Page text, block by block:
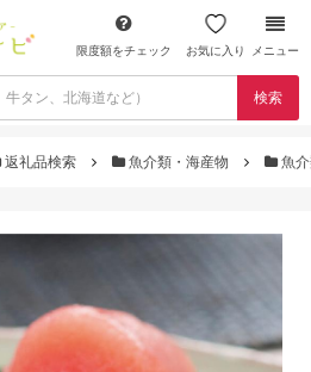
限度額をチェック お気に入り メニュー
検索
返礼品検索 魚介類・海産物 魚介